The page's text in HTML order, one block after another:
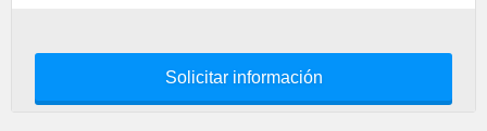
Solicitar información